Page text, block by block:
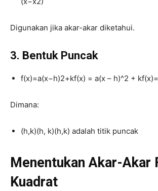
Digunakan jika akar-akar diketahui.
3. Bentuk Puncak
f(x)=a(x−h)2+kf(x) = a(x – h)^2 + kf(x)=
Dimana:
(h,k)(h, k)(h,k) adalah titik puncak
Menentukan Akar-Akar
Kuadrat